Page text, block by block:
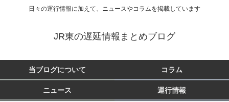
日々の運行情報に加えて、ニュースやコラムを掲載しています
JR東の遅延情報まとめブログ
当ブログについて コラム
ニュース 運行情報